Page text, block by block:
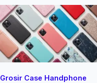
Grosir Case Handphone